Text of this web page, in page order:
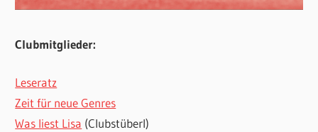
Clubmitglieder:
Leseratz
Zeit für neue Genres
Was liest Lisa (Clubstüberl)